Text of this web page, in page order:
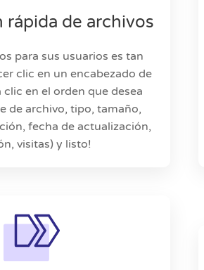
rápida de archivos
para sus usuarios es tan
clic en un encabezado de
en el orden que desea
de archivo, tipo, tamaño,
fecha de actualización,
visitas) y listo!